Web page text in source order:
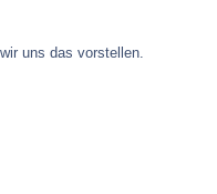
uns das vorstellen.